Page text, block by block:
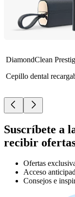
DiamondClean
Cepillo dental
Suscríbete a
recibir
Ofertas
Acceso
Consejos e